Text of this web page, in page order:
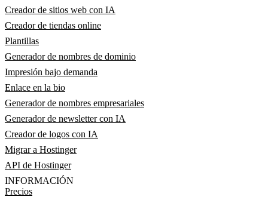
Creador de sitios web con IA
Creador de tiendas online
Plantillas
Generador de nombres de dominio
Impresión bajo demanda
Enlace en la bio
Generador de nombres empresariales
Generador de newsletter con IA
Creador de logos con IA
Migrar a Hostinger
API de Hostinger
INFORMACIÓN
Precios